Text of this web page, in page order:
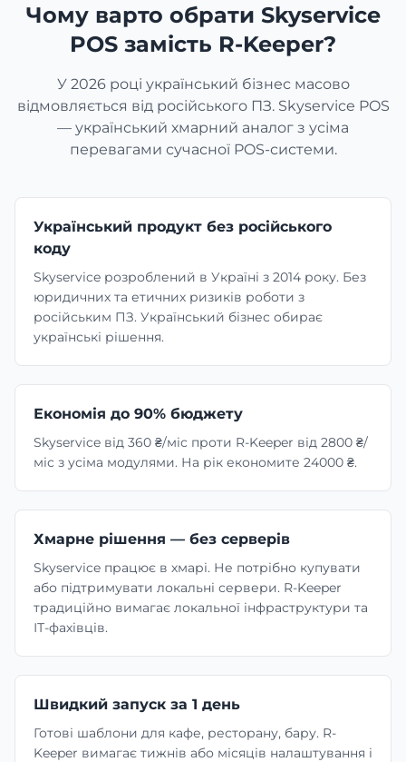
Манікюрний салон
Косметологія
Чому варто обрати Skyservice
POS замість R-Keeper?
У 2026 році український бізнес масово
відмовляється від російського ПЗ. Skyservice POS
— український хмарний аналог з усіма
перевагами сучасної POS-системи.
Український продукт без російського
коду
Skyservice розроблений в Україні з 2014 року. Без
юридичних та етичних ризиків роботи з
російським ПЗ. Український бізнес обирає
українські рішення.
Економія до 90% бюджету
Skyservice від 360 ₴/міс проти R-Keeper від 2800 ₴/
міс з усіма модулями. На рік економите 24000 ₴.
Хмарне рішення — без серверів
Skyservice працює в хмарі. Не потрібно купувати
або підтримувати локальні сервери. R-Keeper
традиційно вимагає локальної інфраструктури та
ІТ-фахівців.
Швидкий запуск за 1 день
Готові шаблони для кафе, ресторану, бару. R-
Keeper вимагає тижнів або місяців налаштування і